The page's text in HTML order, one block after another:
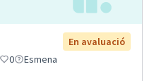
En avaluació
0 Esmena